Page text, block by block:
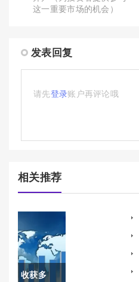
这一重要市场的机会）
发表回复
请先登录账户再评论哦
相关推荐
收获多